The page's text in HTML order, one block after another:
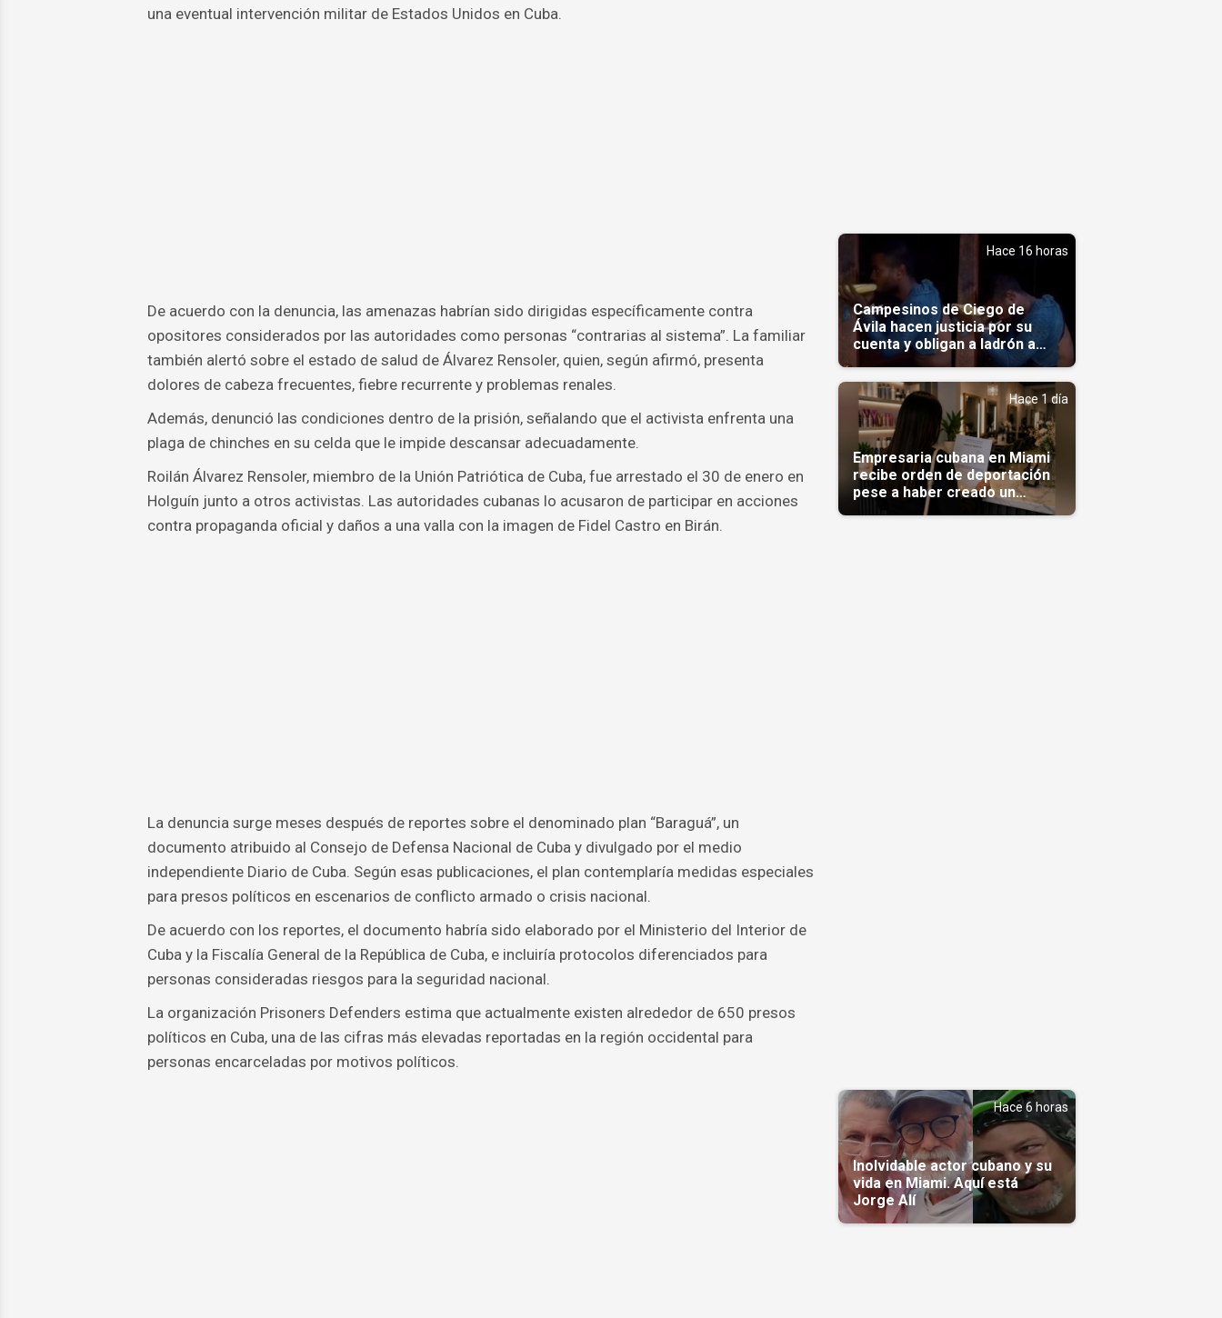
una eventual intervención militar de Estados Unidos en Cuba.
De acuerdo con la denuncia, las amenazas habrían sido dirigidas específicamente contra
opositores considerados por las autoridades como personas “contrarias al sistema”. La familiar
también alertó sobre el estado de salud de Álvarez Rensoler, quien, según afirmó, presenta
dolores de cabeza frecuentes, fiebre recurrente y problemas renales.
Además, denunció las condiciones dentro de la prisión, señalando que el activista enfrenta una
plaga de chinches en su celda que le impide descansar adecuadamente.
Roilán Álvarez Rensoler, miembro de la Unión Patriótica de Cuba, fue arrestado el 30 de enero en
Holguín junto a otros activistas. Las autoridades cubanas lo acusaron de participar en acciones
contra propaganda oficial y daños a una valla con la imagen de Fidel Castro en Birán.
La denuncia surge meses después de reportes sobre el denominado plan “Baraguá”, un
documento atribuido al Consejo de Defensa Nacional de Cuba y divulgado por el medio
independiente Diario de Cuba. Según esas publicaciones, el plan contemplaría medidas especiales
para presos políticos en escenarios de conflicto armado o crisis nacional.
De acuerdo con los reportes, el documento habría sido elaborado por el Ministerio del Interior de
Cuba y la Fiscalía General de la República de Cuba, e incluiría protocolos diferenciados para
personas consideradas riesgos para la seguridad nacional.
La organización Prisoners Defenders estima que actualmente existen alrededor de 650 presos
políticos en Cuba, una de las cifras más elevadas reportadas en la región occidental para
personas encarceladas por motivos políticos.
Hace 16 horas
Campesinos de Ciego de
Ávila hacen justicia por su
cuenta y obligan a ladrón a
comerse el maíz robado
(Video)
Hace 1 día
Empresaria cubana en Miami
recibe orden de deportación
pese a haber creado un
Hace 6 horas
Inolvidable actor cubano y su
vida en Miami. Aquí está
Jorge Alí